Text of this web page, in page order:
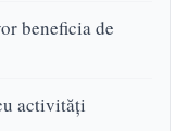
beneficia de
activități